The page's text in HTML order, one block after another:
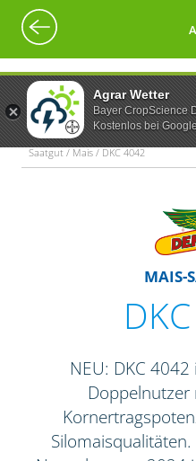
Agrar Wetter
Bayer CropScience
Kostenlos bei
Saatgut / Mais / DKC 4042
MAIS-
NEU: DKC